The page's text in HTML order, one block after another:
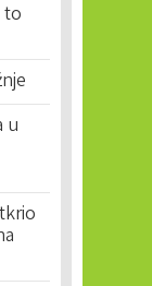
to
u